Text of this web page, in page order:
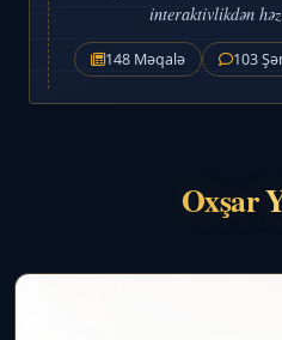
interaktivlikdən
148 Məqalə 103
Oxşar